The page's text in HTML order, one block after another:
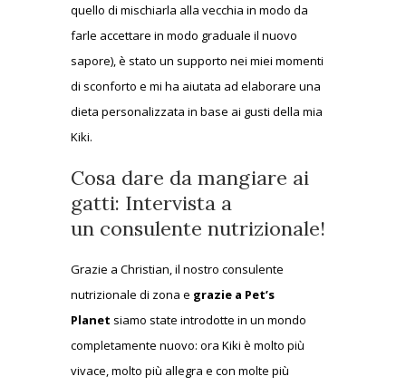
quello di mischiarla alla vecchia in modo da
farle accettare in modo graduale il nuovo
sapore), è stato un supporto nei miei momenti
di sconforto e mi ha aiutata ad elaborare una
dieta personalizzata in base ai gusti della mia
Kiki.
Cosa dare da mangiare ai
gatti: Intervista a
un consulente nutrizionale!
Grazie a Christian, il nostro consulente
nutrizionale di zona e grazie a Pet’s
Planet siamo state introdotte in un mondo
completamente nuovo: ora Kiki è molto più
vivace, molto più allegra e con molte più